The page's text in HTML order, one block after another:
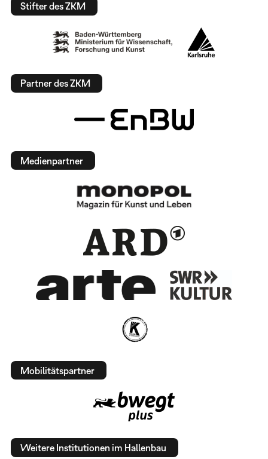
Stifter des ZKM
Partner des ZKM
Medienpartner
Mobilitätspartner
Weitere Institutionen im Hallenbau